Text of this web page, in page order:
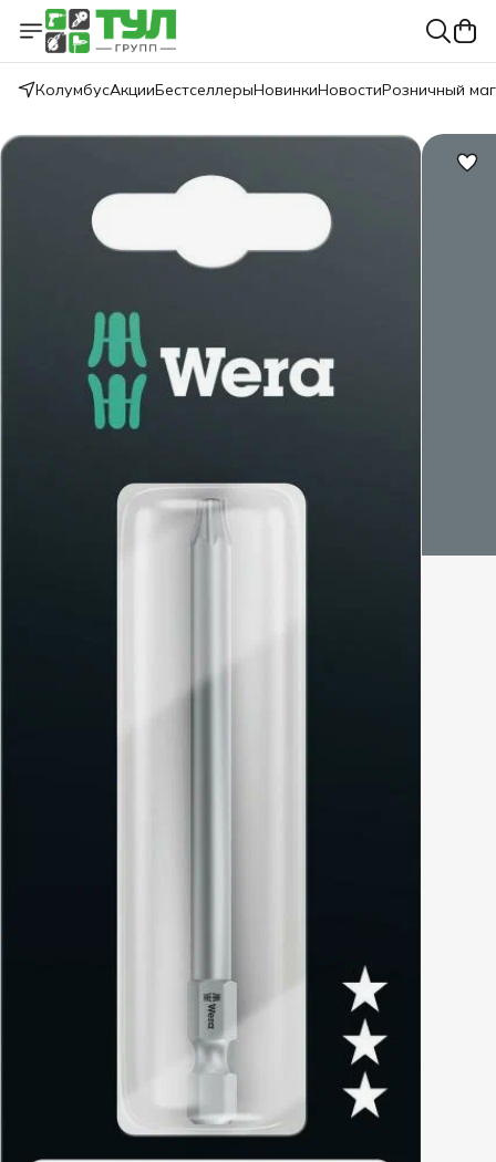
КолумбусАкцииБестселлерыНовинкиНовостиРозничный